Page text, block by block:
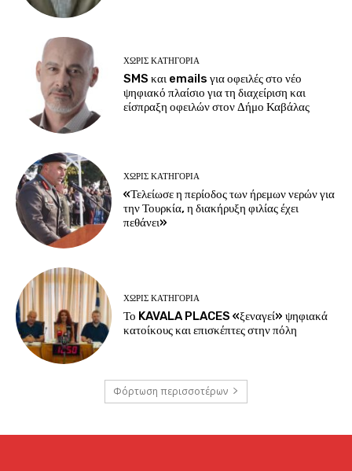
ΧΩΡΊΣ ΚΑΤΗΓΟΡΊΑ
SMS και emails για οφειλές στο νέο
ψηφιακό πλαίσιο για τη διαχείριση και
είσπραξη οφειλών στον Δήμο Καβάλας
ΧΩΡΊΣ ΚΑΤΗΓΟΡΊΑ
«Τελείωσε η περίοδος των ήρεμων νερών για
την Τουρκία, η διακήρυξη φιλίας έχει
πεθάνει»
ΧΩΡΊΣ ΚΑΤΗΓΟΡΊΑ
Το KAVALA PLACES «ξεναγεί» ψηφιακά
κατοίκους και επισκέπτες στην πόλη
Φόρτωση περισσοτέρων